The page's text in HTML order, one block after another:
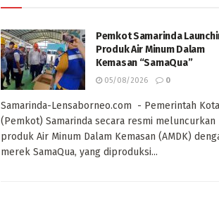
Pemkot Samarinda
Produk Air Minum Dalam
Kemasan “SamaQua”
05/08/2026 0
Samarinda-Lensaborneo.com - Pemerintah Kota
(Pemkot) Samarinda secara resmi meluncurkan
produk Air Minum Dalam Kemasan (AMDK)
merek SamaQua, yang diproduksi...